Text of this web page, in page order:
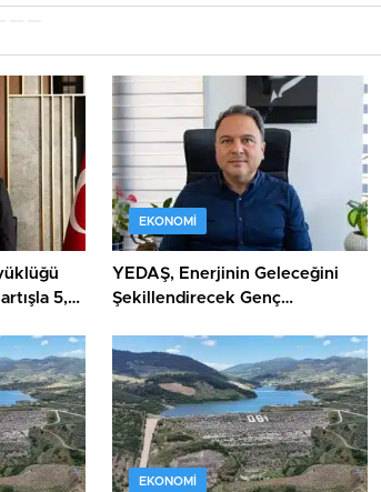
5,8
EKONOMI
YEDAŞ, Enerjinin Geleceğini
Şekillendirecek Genç
EKONOMI